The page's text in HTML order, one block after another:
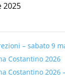
2025
– sabato 9
Costantino 2026
Costantino 2026